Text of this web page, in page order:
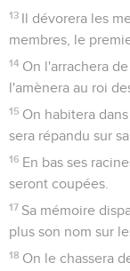
13 Il dévorera les
membres, le
14 On l'arrachera
l'amènera au roi
15 On habitera
sera répandu sur
16 En bas ses
seront coupées.
17 Sa mémoire
plus son nom sur
18 On le chassera